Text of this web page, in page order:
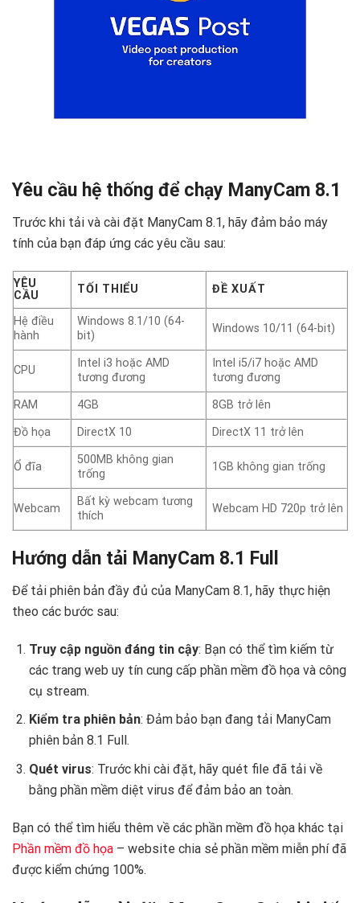
Yêu cầu hệ thống để chạy ManyCam 8.1 ️
Trước khi tải và cài đặt ManyCam 8.1, hãy đảm bảo máy
tính của bạn đáp ứng các yêu cầu sau:
YÊU
CẦU
TỐI THIỂU ĐỀ XUẤT
Hệ điều
hành
Windows 8.1/10 (64-
bit)
Windows 10/11 (64-bit)
CPU
Intel i3 hoặc AMD
tương đương
Intel i5/i7 hoặc AMD
tương đương
RAM
4GB
8GB trở lên
Đồ họa
DirectX 10 DirectX 11 trở lên
Ổ đĩa
500MB không gian
trống
1GB không gian trống
Webcam
Bất kỳ webcam tương
thích
Webcam HD 720p trở lên
Hướng dẫn tải ManyCam 8.1 Full
Để tải phiên bản đầy đủ của ManyCam 8.1, hãy thực hiện
theo các bước sau:
Truy cập nguồn đáng tin cậy: Bạn có thể tìm kiếm từ
các trang web uy tín cung cấp phần mềm đồ họa và công
cụ stream.
Kiểm tra phiên bản: Đảm bảo bạn đang tải ManyCam
phiên bản 8.1 Full.
Quét virus: Trước khi cài đặt, hãy quét file đã tải về
bằng phần mềm diệt virus để đảm bảo an toàn.
Bạn có thể tìm hiểu thêm về các phần mềm đồ họa khác tại
Phần mềm đồ họa – website chia sẻ phần mềm miễn phí đã
được kiểm chứng 100%.